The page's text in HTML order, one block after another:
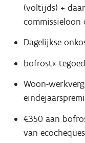
(voltijds) +
commissieloon
Dagelijkse
bofrost*-
Woon-
€350 aan
van